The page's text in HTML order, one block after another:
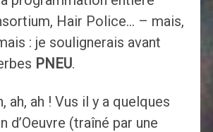
Hair Police… – mais,
: je soulignerais avant
PNEU.
ah, ah ! Vus il y a quelques
d’Oeuvre (traîné par une